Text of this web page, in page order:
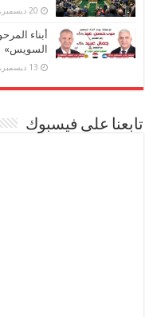
20 ديسمبر، 2020
أبناء
السويس»
13 ديسمبر، 2020
تابعنا على فيسبوك